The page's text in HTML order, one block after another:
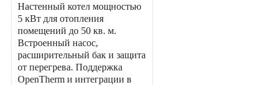
Настенный котел мощностью
5 кВт для отопления
помещений до 50 кв. м.
Встроенный насос,
расширительный бак и защита
от перегрева. Поддержка
OpenTherm и интеграции в